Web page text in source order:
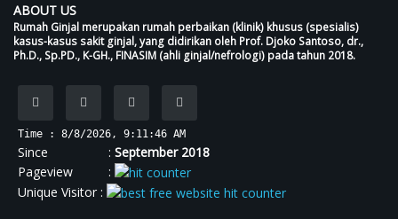
ABOUT US
Rumah Ginjal merupakan rumah perbaikan (klinik) khusus (spesialis)
kasus-kasus sakit ginjal, yang didirikan oleh Prof. Djoko Santoso, dr.,
Ph.D., Sp.PD., K-GH., FINASIM (ahli ginjal/nefrologi) pada tahun 2018.
Time : 8/8/2026, 9:11:46 AM
Since : September 2018
Pageview :
Unique Visitor :